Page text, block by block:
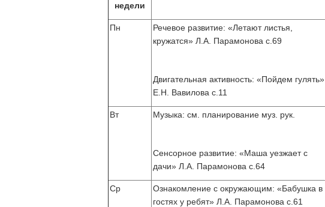
недели
Пн
Речевое развитие: «Летают листья,
кружатся» Л.А. Парамонова с.69
Двигательная активность: «Пойдем гулять»
Е.Н. Вавилова с.11
Вт Музыка: см. планирование муз. рук.
Сенсорное развитие: «Маша уезжает с
дачи» Л.А. Парамонова с.64
Ср
Ознакомление с окружающим: «Бабушка в
гостях у ребят» Л.А. Парамонова с.61